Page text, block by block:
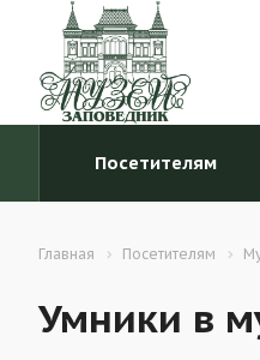
Посетителям
Главная Посетителям
Умники в